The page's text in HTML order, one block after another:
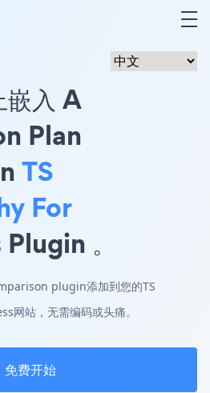
嵌入 A
Plan
TS
For
Plugin 。
plugin添加到您的TS
网站，无需编码或头痛。
免费开始